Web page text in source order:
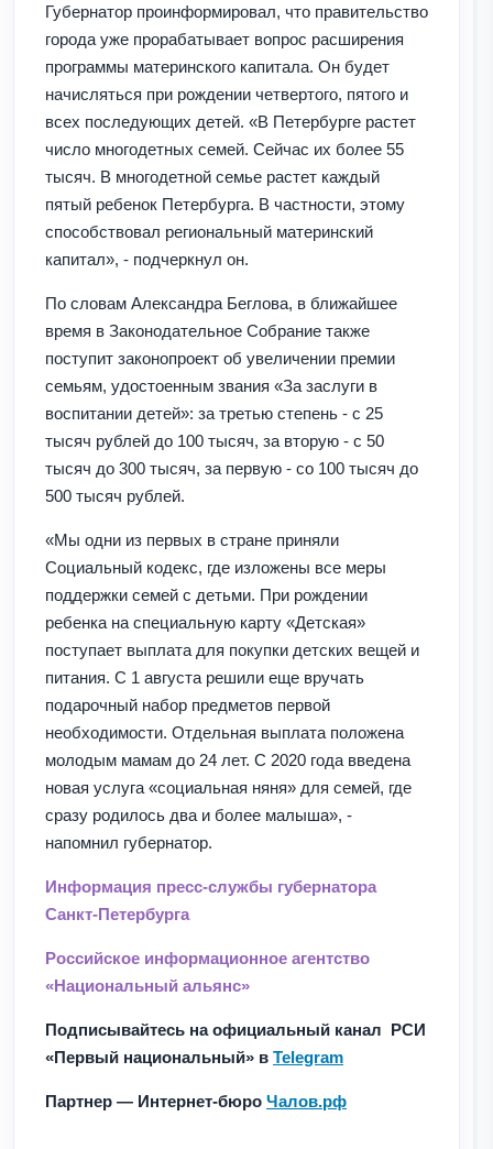
Губернатор проинформировал, что правительство
города уже прорабатывает вопрос расширения
программы материнского капитала. Он будет
начисляться при рождении четвертого, пятого и
всех последующих детей. «В Петербурге растет
число многодетных семей. Сейчас их более 55
тысяч. В многодетной семье растет каждый
пятый ребенок Петербурга. В частности, этому
способствовал региональный материнский
капитал», - подчеркнул он.
По словам Александра Беглова, в ближайшее
время в Законодательное Собрание также
поступит законопроект об увеличении премии
семьям, удостоенным звания «За заслуги в
воспитании детей»: за третью степень - с 25
тысяч рублей до 100 тысяч, за вторую - с 50
тысяч до 300 тысяч, за первую - со 100 тысяч до
500 тысяч рублей.
«Мы одни из первых в стране приняли
Социальный кодекс, где изложены все меры
поддержки семей с детьми. При рождении
ребенка на специальную карту «Детская»
поступает выплата для покупки детских вещей и
питания. С 1 августа решили еще вручать
подарочный набор предметов первой
необходимости. Отдельная выплата положена
молодым мамам до 24 лет. С 2020 года введена
новая услуга «социальная няня» для семей, где
сразу родилось два и более малыша», -
напомнил губернатор.
Информация пресс-службы губернатора
Санкт-Петербурга
Российское информационное агентство
«Национальный альянс»
Подписывайтесь на официальный канал РСИ
«Первый национальный» в Telegram
Партнер — Интернет-бюро Чалов.рф